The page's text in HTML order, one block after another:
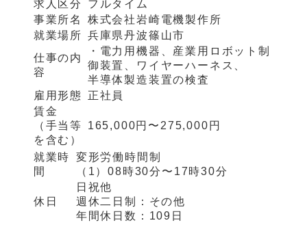
求人区分
フルタイム
事業所名
株式会社岩崎電機製作所
就業場所 兵庫県丹波篠山市
仕事の内
容
・電力用機器、産業用ロボット制
御装置、ワイヤーハーネス、
半導体製造装置の検査
雇用形態
正社員
賃金
（手当等
を含む）
165,000円〜275,000円
就業時
間
変形労働時間制
（1）08時30分〜17時30分
休日
日祝他
週休二日制： その他
年間休日数： 109日